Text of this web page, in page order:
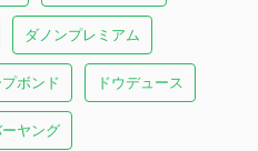
ダノンプレミアム
ボンド ドウデュース
ヤング